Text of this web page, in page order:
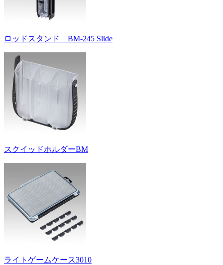
ロッドスタンド BM-245 Slide
スクイッドホルダーBM
ライトゲームケース3010